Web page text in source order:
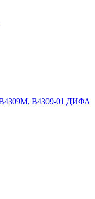
В4309М, В4309-01 ДИФА